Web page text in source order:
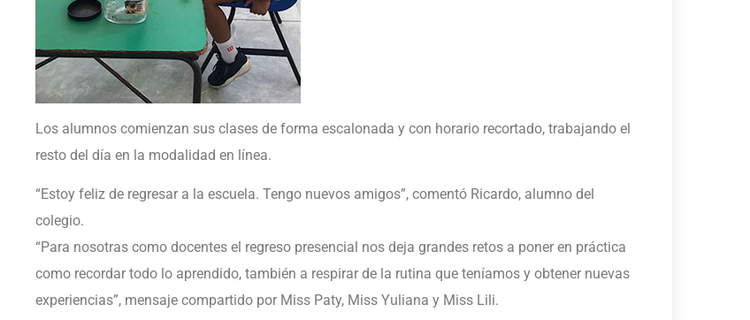
Los alumnos comienzan sus clases de forma escalonada y con horario recortado, trabajando el
resto del día en la modalidad en línea.
“Estoy feliz de regresar a la escuela. Tengo nuevos amigos”, comentó Ricardo, alumno del
colegio.
“Para nosotras como docentes el regreso presencial nos deja grandes retos a poner en práctica
como recordar todo lo aprendido, también a respirar de la rutina que teníamos y obtener nuevas
experiencias”, mensaje compartido por Miss Paty, Miss Yuliana y Miss Lili.